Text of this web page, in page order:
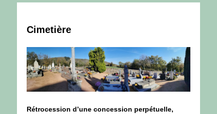
Cimetière
Rétrocession d’une concession perpétuelle,